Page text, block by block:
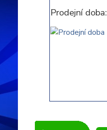
Prodejní doba: